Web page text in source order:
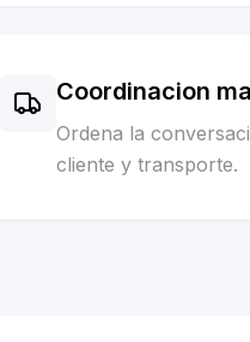
Coordinacion
Ordena la
cliente y transporte.